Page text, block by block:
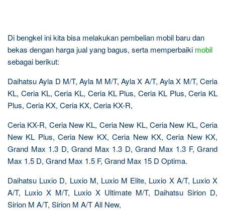
Di bengkel ini kita bisa melakukan pembelian mobil baru dan
bekas dengan harga jual yang bagus, serta memperbaiki mobil
sebagai berikut:
Daihatsu Ayla D M/T, Ayla M M/T, Ayla X A/T, Ayla X M/T, Ceria
KL, Ceria KL, Ceria KL, Ceria KL Plus, Ceria KL Plus, Ceria KL
Plus, Ceria KX, Ceria KX, Ceria KX-R,
Ceria KX-R, Ceria New KL, Ceria New KL, Ceria New KL, Ceria
New KL Plus, Ceria New KX, Ceria New KX, Ceria New KX,
Grand Max 1.3 D, Grand Max 1.3 D, Grand Max 1.3 F, Grand
Max 1.5 D, Grand Max 1.5 F, Grand Max 15 D Optima.
Daihatsu Luxio D, Luxio M, Luxio M Elite, Luxio X A/T, Luxio X
A/T, Luxio X M/T, Luxio X Ultimate M/T, Daihatsu Sirion D,
Sirion M A/T, Sirion M A/T All New,